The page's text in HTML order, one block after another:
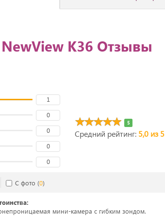
NewView К36 Отзывы
1
0
0
0
0
5
Средний рейтинг: 5,0 из 5
С фото (0)
мини-камера с гибким зондом.